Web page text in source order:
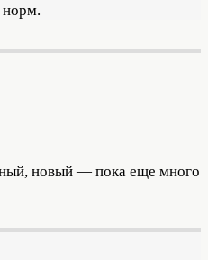
норм.
новый — пока еще много